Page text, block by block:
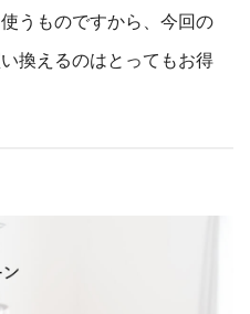
うものですから、今回の
換えるのはとってもお得